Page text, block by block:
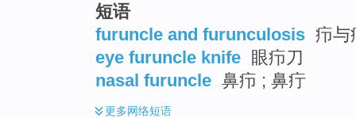
短语
furuncle and furunculosis 疖与
eye furuncle knife 眼疖刀
nasal furuncle 鼻疖 ; 鼻疔
更多网络短语